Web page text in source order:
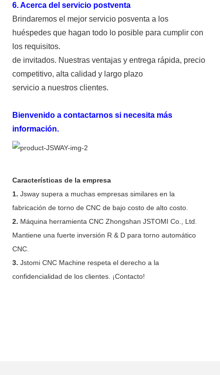
6. Acerca del servicio postventa
Brindaremos el mejor servicio posventa a los
huéspedes que hagan todo lo posible para cumplir con
los requisitos.
de invitados. Nuestras ventajas y entrega rápida, precio
competitivo, alta calidad y largo plazo
servicio a nuestros clientes.
Bienvenido a contactarnos si necesita más
información.
Características de la empresa
1. Jsway supera a muchas empresas similares en la
fabricación de torno de CNC de bajo costo de alto costo.
2. Máquina herramienta CNC Zhongshan JSTOMI Co., Ltd.
Mantiene una fuerte inversión R & D para torno automático
CNC.
3. Jstomi CNC Machine respeta el derecho a la
confidencialidad de los clientes. ¡Contacto!